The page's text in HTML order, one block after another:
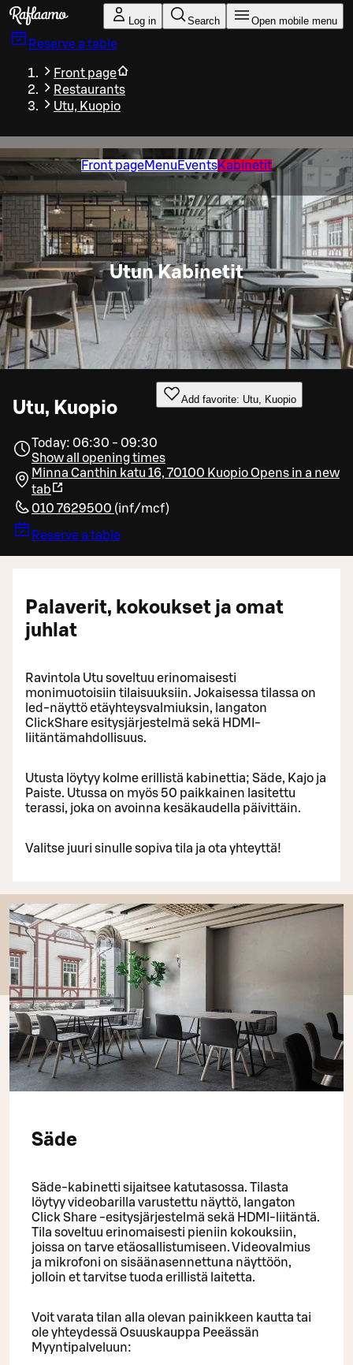
Skip to main content
Log in Search Open mobile menu
Reserve a table
Front page
Restaurants
Utu, Kuopio
Front pageMenu EventsKabinetit
Utun Kabinetit
Utu, Kuopio Add favorite: Utu, Kuopio
Today: 06:30 - 09:30
Show all opening times
Minna Canthin katu 16, 70100 KuopioOpens in a new
tab
010 7629500 (inf/mcf)
Reserve a table
Palaverit, kokoukset ja omat
juhlat
Ravintola Utu soveltuu erinomaisesti
monimuotoisiin tilaisuuksiin. Jokaisessa tilassa on
led-näyttö etäyhteysvalmiuksin, langaton
ClickShare esitysjärjestelmä sekä HDMI-
liitäntämahdollisuus.
Utusta löytyy kolme erillistä kabinettia; Säde, Kajo ja
Paiste. Utussa on myös 50 paikkainen lasitettu
terassi, joka on avoinna kesäkaudella päivittäin.
Valitse juuri sinulle sopiva tila ja ota yhteyttä!
Säde
Säde-kabinetti sijaitsee katutasossa. Tilasta
löytyy videobarilla varustettu näyttö, langaton
Click Share -esitysjärjestelmä sekä HDMI-liitäntä.
Tila soveltuu erinomaisesti pieniin kokouksiin,
joissa on tarve etäosallistumiseen. Videovalmius
ja mikrofoni on sisäänasennettuna näyttöön,
jolloin et tarvitse tuoda erillistä laitetta.
Voit varata tilan alla olevan painikkeen kautta tai
ole yhteydessä Osuuskauppa Peeässän
Myyntipalveluun: